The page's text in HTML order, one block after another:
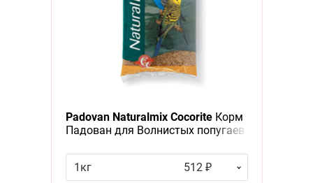
Padovan Naturalmix CocoriteКорм
Падован для Волнистых попугаев
1кг
512 ₽